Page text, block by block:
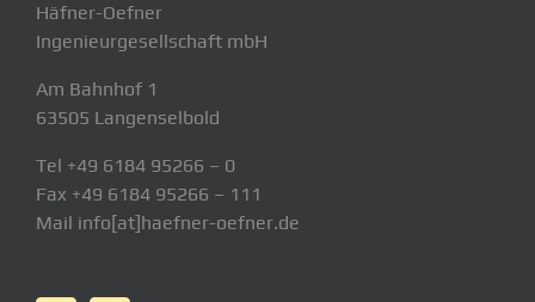
Häfner-Oefner
Ingenieurgesellschaft mbH
Am Bahnhof 1
63505 Langenselbold
Tel +49 6184 95266 – 0
Fax +49 6184 95266 – 111
Mail info[at]haefner-oefner.de